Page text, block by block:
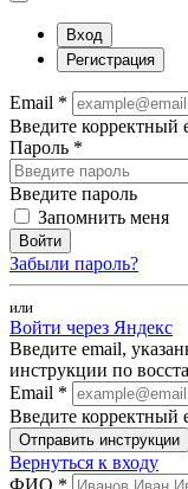
Вход
Регистрация
Email *
Введите корректный
Пароль *
Введите пароль
Запомнить меня
Войти
Забыли пароль?
или
Войти через Яндекс
Введите email,
инструкции по
Email *
Введите корректный
Отправить инструкции
Вернуться к входу
ФИО *